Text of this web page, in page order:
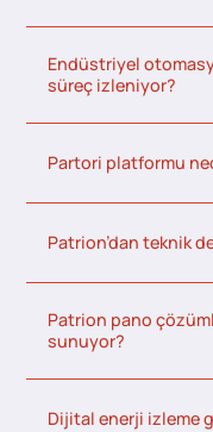
Endüstriyel
süreç izleniyor?
Partori platformu
Patrion’dan teknik
Patrion pano
sunuyor?
Dijital enerji izleme